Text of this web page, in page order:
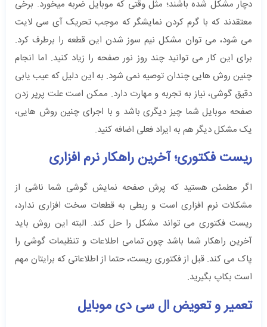
دچار مشکل شده باشند؛ مثل وقتی که موبایل ضربه میخورد. برخی
معتقدند که با گرم کردن نمایشگر که موجب تحریک آی سی لایت
می شود، می توان مشکل نیم سوز شدن این قطعه را برطرف کرد.
برای این کار می توانید چند روز نور صفحه را زیاد کنید. اما انجام
چنین روش هایی چندان توصیه نمی شود. به این دلیل که عیب یابی
دقیق گوشی، نیاز به تجربه و مهارت دارد. ممکن است علت پرپر زدن
صفحه موبایل شما چیز دیگری باشد و با اجرای چنین روش هایی،
یک مشکل دیگر هم به ایراد فعلی اضافه کنید.
ریست فکتوری؛ آخرین راهکار نرم افزاری
اگر مطمئن هستید که پرش صفحه نمایش گوشی شما ناشی از
مشکلات نرم افزاری است و ربطی به قطعات سخت افزاری ندارد،
ریست فکتوری می تواند مشکل را حل کند. البته این روش باید
آخرین راهکار شما باشد چون تمامی اطلاعات و تنظیمات گوشی را
پاک می کند. قبل از فکتوری ریست، حتما از اطلاعاتی که برایتان مهم
است بکاپ بگیرید.
تعمیر و تعویض ال سی دی موبایل